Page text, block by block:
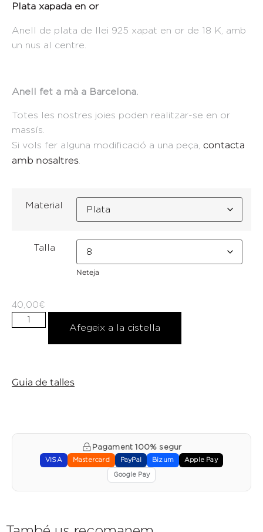
Plata xapada en or
Anell de plata de llei 925 xapat en or de 18 K, amb
un nus al centre.
Anell fet a mà a Barcelona.
Totes les nostres joies poden realitzar-se en or
massís.
Si vols fer alguna modificació a una peça, contacta
amb nosaltres
Material
Talla
Neteja
40,00€
Afegeix a la cistella
Guia de talles
Pagament 100% segur
VISA Mastercard PayPal Bizum Apple Pay
Google Pay